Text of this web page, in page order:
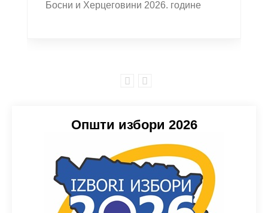
Босни и Херцеговини 2026. године
Општи избори 2026